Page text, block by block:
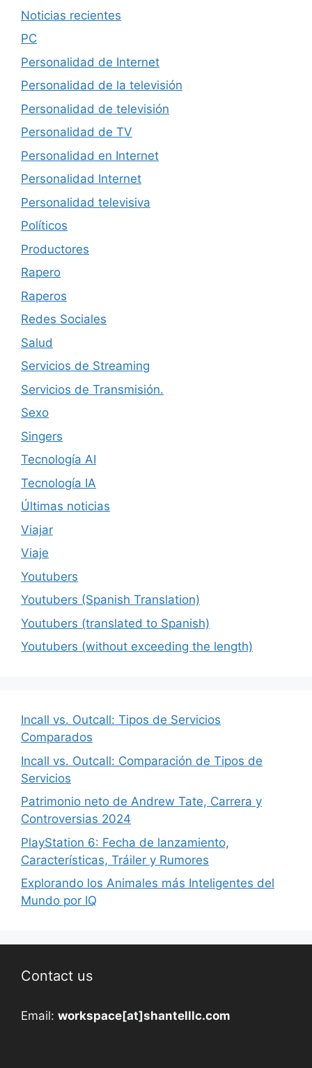
Noticias recientes
PC
Personalidad de Internet
Personalidad de la televisión
Personalidad de televisión
Personalidad de TV
Personalidad en Internet
Personalidad Internet
Personalidad televisiva
Políticos
Productores
Rapero
Raperos
Redes Sociales
Salud
Servicios de Streaming
Servicios de Transmisión.
Sexo
Singers
Tecnología AI
Tecnología IA
Últimas noticias
Viajar
Viaje
Youtubers
Youtubers (Spanish Translation)
Youtubers (translated to Spanish)
Youtubers (without exceeding the length)
Incall vs. Outcall: Tipos de Servicios
Comparados
Incall vs. Outcall: Comparación de Tipos de
Servicios
Patrimonio neto de Andrew Tate, Carrera y
Controversias 2024
PlayStation 6: Fecha de lanzamiento,
Características, Tráiler y Rumores
Explorando los Animales más Inteligentes del
Mundo por IQ
Contact us
Email: workspace[at]shantelllc.com